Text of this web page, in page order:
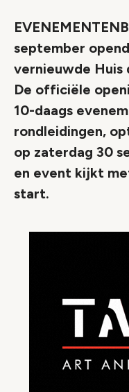
september
vernieuwde Huis
De officiële
10-daags
rondleidingen,
op zaterdag 30
en event kijkt
start.